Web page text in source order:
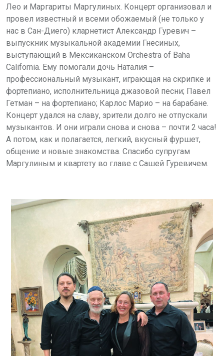
Лео и Маргариты Маргулиных. Концерт организовал и
провел известный и всеми обожаемый (не только у
нас в Сан-Диего) кларнетист Александр Гуревич –
выпускник музыкальной академии Гнесиных,
выступающий в Мексиканском Orchestra of Baha
California. Ему помогали дочь Наталия –
профессиональный музыкант, играющая на скрипке и
фортепиано, исполнительница джазовой песни; Павел
Гетман – на фортепиано; Карлос Марио – на барабане.
Концерт удался на славу, зрители долго не отпускали
музыкантов. И они играли снова и снова – почти 2 часа!
А потом, как и полагается, легкий, вкусный фуршет,
общение и новые знакомства. Спасибо супругам
Маргулиным и квартету во главе с Сашей Гуревичем.